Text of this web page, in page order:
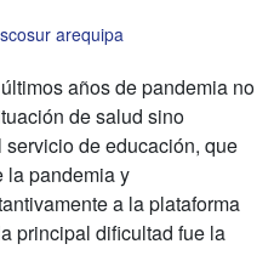
arequipa
años de pandemia no
de salud sino
de educación, que
la pandemia y
a la plataforma
principal dificultad fue la